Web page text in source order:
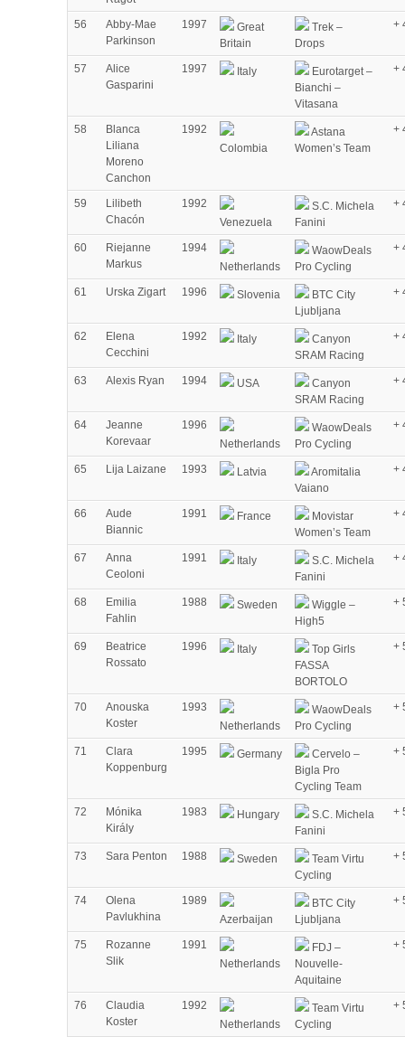
56
Abby-Mae
Parkinson
1997
Great
Britain
Trek –
Drops
+
57
Alice
Gasparini
1997 Italy
Eurotarget –
Bianchi –
Vitasana
+
58
Blanca
Liliana
Moreno
Canchon
1992
Colombia
Astana
Women’s Team
+
59
Lilibeth
Chacón
1992
Venezuela
S.C. Michela
Fanini
+
60
Riejanne
Markus
1994
Netherlands
WaowDeals
Pro Cycling
+
61 Urska Zigart 1996 Slovenia
BTC City
Ljubljana
+
62
Elena
Cecchini
1992 Italy
Canyon
SRAM Racing
+
63 Alexis Ryan 1994 USA
Canyon
SRAM Racing
+
64
Jeanne
Korevaar
1996
Netherlands
WaowDeals
Pro Cycling
+
65 Lija Laizane 1993 Latvia
Aromitalia
Vaiano
+
66
Aude
Biannic
1991 France
Movistar
Women’s Team
+
67
Anna
Ceoloni
1991 Italy
S.C. Michela
Fanini
+
68
Emilia
Fahlin
1988 Sweden
Wiggle –
High5
+
69
Beatrice
Rossato
1996 Italy
Top Girls
FASSA
BORTOLO
+
70
Anouska
Koster
1993
Netherlands
WaowDeals
Pro Cycling
+
71
Clara
Koppenburg
1995 Germany
Cervelo –
Bigla Pro
Cycling Team
+
72
Mónika
Király
1983 Hungary
S.C. Michela
Fanini
+
73 Sara Penton 1988 Sweden
Team Virtu
Cycling
+
74
Olena
Pavlukhina
1989
Azerbaijan
BTC City
Ljubljana
+
75
Rozanne
Slik
1991
Netherlands
FDJ –
Nouvelle-
Aquitaine
+
76
Claudia
Koster
1992
Netherlands
Team Virtu
Cycling
+